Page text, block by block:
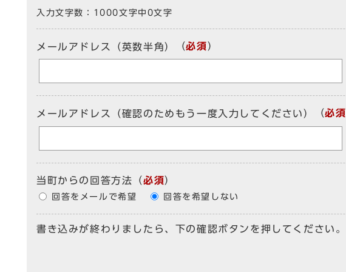
入力文字数： 1000文字中 0文字
メールアドレス（英数半角） （必須）
メールアドレス（確認のためもう一度入力してください） （必須
当町からの回答方法 （必須）
回答をメールで希望 回答を希望しない
書き込みが終わりましたら、下の確認ボタンを押してください。